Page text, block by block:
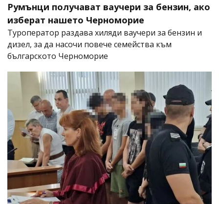
Румънци получават ваучери за бензин, ако
изберат нашето Черноморие
Туроператор раздава хиляди ваучери за бензин и
дизел, за да насочи повече семейства към
българското Черноморие